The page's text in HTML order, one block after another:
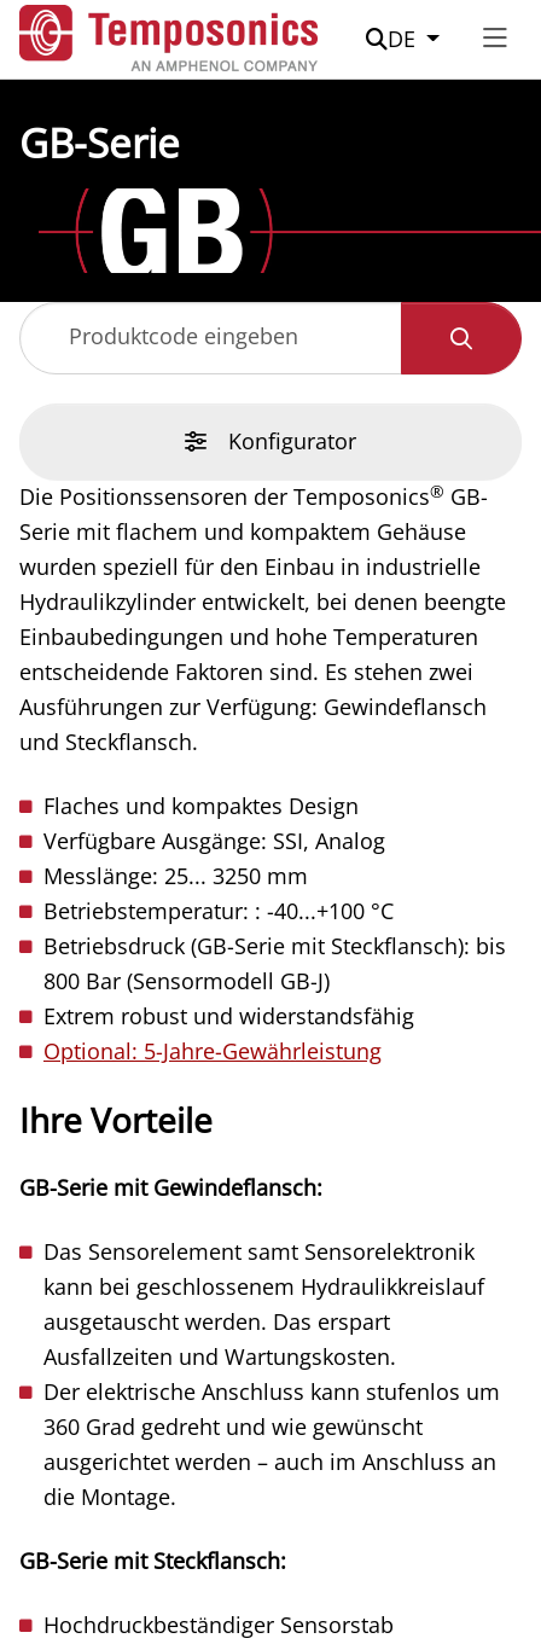
Suche
DE
GB-Serie
Produktcode eingeben
Konfigurator
Die Positionssensoren der Temposonics® GB-
Serie mit flachem und kompaktem Gehäuse
wurden speziell für den Einbau in industrielle
Hydraulikzylinder entwickelt, bei denen beengte
Einbaubedingungen und hohe Temperaturen
entscheidende Faktoren sind. Es stehen zwei
Ausführungen zur Verfügung: Gewindeflansch
und Steckflansch.
Flaches und kompaktes Design
Verfügbare Ausgänge: SSI, Analog
Messlänge: 25... 3250 mm
Betriebstemperatur: : -40...+100 °C
Betriebsdruck (GB-Serie mit Steckflansch): bis
800 Bar (Sensormodell GB-J)
Extrem robust und widerstandsfähig
Optional: 5-Jahre-Gewährleistung
Ihre Vorteile
GB-Serie mit Gewindeflansch:
Das Sensorelement samt Sensorelektronik
kann bei geschlossenem Hydraulikkreislauf
ausgetauscht werden. Das erspart
Ausfallzeiten und Wartungskosten.
Der elektrische Anschluss kann stufenlos um
360 Grad gedreht und wie gewünscht
ausgerichtet werden – auch im Anschluss an
die Montage.
GB-Serie mit Steckflansch:
Hochdruckbeständiger Sensorstab